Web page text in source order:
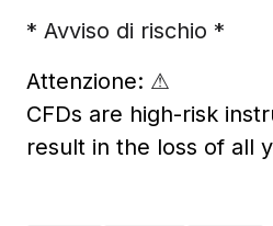
* Avviso di rischio *
Attenzione: ⚠
CFDs are high-risk
result in the loss of all